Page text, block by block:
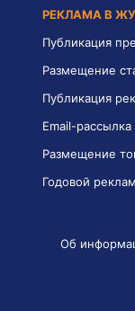
РЕКЛАМА В
Публикация
Размещение
Публикация
Email-рассылка
Размещение
Годовой
Об